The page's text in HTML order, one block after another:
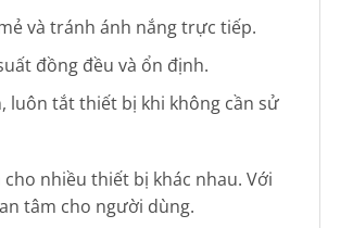
và tránh ánh nắng trực tiếp.
đồng đều và ổn định.
luôn tắt thiết bị khi không cần sử
nhiều thiết bị khác nhau. Với
tâm cho người dùng.